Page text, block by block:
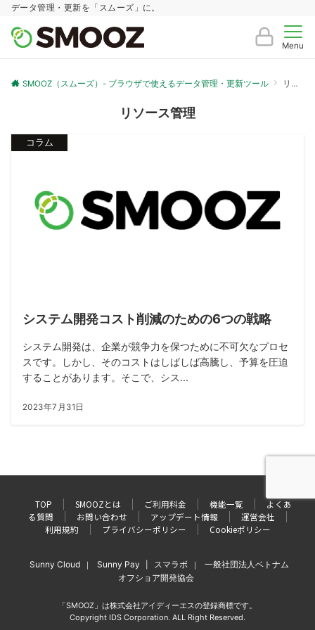
データ管理・更新を「スムーズ」に。
Menu
SMOOZ（スムーズ）- ブラウザで使えるデータ管理・更新ツール リソース管理
リソース管理
コラム
システム開発コスト削減のための6つの戦略
システム開発は、企業が競争力を保つために不可欠なプロセ
スです。しかし、そのコストはしばしば高騰し、予算を圧迫
することがあります。そこで、シス...
2023年7月31日
TOP SMOOZとは ご利用料金 機能一覧
よくあ
る質問
お問い合わせ アップデート情報
運営会社
利用規約
プライバシーポリシー Cookieポリシー
Sunny Cloud ｜ Sunny Pay スマラボ ｜
一般社団法人ベトナム
オフショア開発協会
「SMOOZ」は株式会社アイディーエスの登録商標です。
Copyright IDS Corporation. ALL Right Reserved.